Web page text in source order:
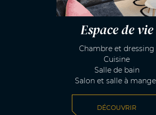
Espace de vie
Chambre et dressing
Cuisine
Salle de bain
Salon et salle à
DÉCOUVRIR